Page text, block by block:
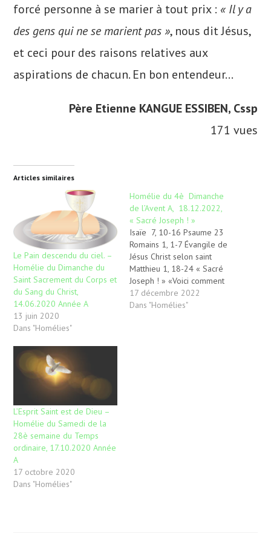
forcé personne à se marier à tout prix : « Il y a
des gens qui ne se marient pas », nous dit Jésus,
et ceci pour des raisons relatives aux
aspirations de chacun. En bon entendeur…
Père Etienne KANGUE ESSIBEN, Cssp
171 vues
Articles similaires
Le Pain descendu du ciel. –
Homélie du Dimanche du
Saint Sacrement du Corps et
du Sang du Christ,
14.06.2020 Année A
13 juin 2020
Dans "Homélies"
Homélie du 4è Dimanche
de l’Avent A, 18.12.2022,
« Sacré Joseph ! »
Isaïe 7, 10-16 Psaume 23
Romains 1, 1-7 Évangile de
Jésus Christ selon saint
Matthieu 1, 18-24 « Sacré
Joseph ! » «Voici comment
fut engendré Jésus Christ :
Marie, sa mère, avait été
17 décembre 2022
Dans "Homélies"
L’Esprit Saint est de Dieu –
Homélie du Samedi de la
28è semaine du Temps
ordinaire, 17.10.2020 Année
A
17 octobre 2020
Dans "Homélies"